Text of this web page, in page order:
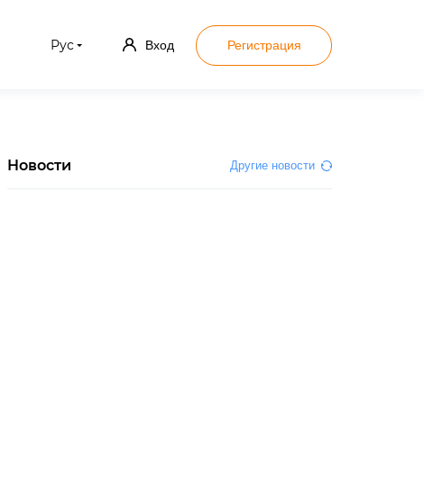
Рус Вход Регистрация
Новости Другие новости